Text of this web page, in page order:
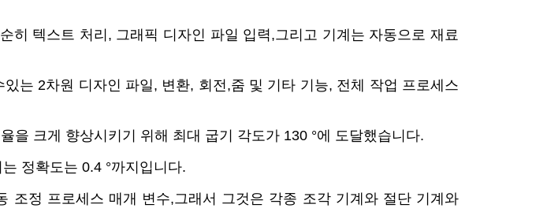
텍스트 처리, 그래픽 디자인 파일 입력,그리고 기계는 자동으로 재료
는 2차원 디자인 파일, 변환, 회전,줌 및 기타 기능, 전체 작업 프로세스
을 크게 향상시키기 위해 최대 굽기 각도가 130 °에 도달했습니다.
정확도는 0.4 °까지입니다.
조정 프로세스 매개 변수,그래서 그것은 각종 조각 기계와 절단 기계와